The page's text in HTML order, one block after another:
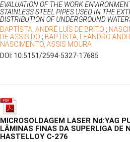
EVALUATION OF THE WORK
STAINLESS STEEL PIPES USED IN THE
DISTRIBUTION OF UNDERGROUND
BAPTÍSTA, ANDRÉ LUÍS DE BRITO ;
DE ASSIS DO ; BAPTISTA, LEANDRO
NASCIMENTO, ASSIS MOURA
DOI: 10.5151/2594-5327-17685
MICROSOLDAGEM LASER Nd:YAG
LÂMINAS FINAS DA SUPERLIGA DE
HASTELLOY C-276